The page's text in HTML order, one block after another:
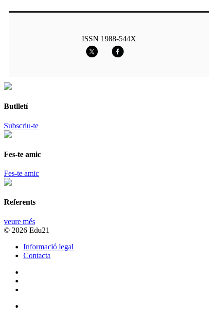
ISSN 1988-544X
Butlletí
Subscriu-te
Fes-te amic
Fes-te amic
Referents
veure més
© 2026 Edu21
Informació legal
Contacta